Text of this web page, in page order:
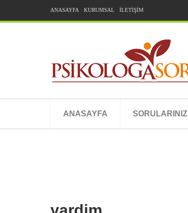
ANASAYFA KURUMSAL İLETİŞİM
ANASAYFA SORULARINIZ